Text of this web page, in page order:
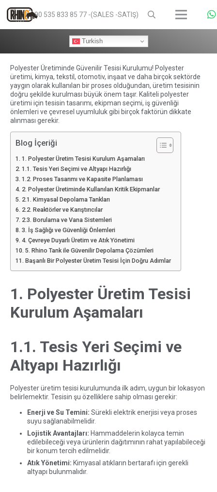
+90 535 833 85 77 -(SALES -SATIŞ)
Turkish
Polyester Üretiminde Güvenilir Tesisi Kurulumu! Polyester
üretimi, kimya, tekstil, otomotiv, inşaat ve daha birçok sektörde
yaygın olarak kullanılan bir proses olduğundan, üretim tesisinin
doğru şekilde kurulması büyük önem taşır. Kaliteli polyester
üretimi için tesisin tasarımı, ekipman seçimi, iş güvenliği
önlemleri ve çevresel uyumluluk gibi birçok faktörün dikkate
alınması gerekir.
Blog İçeriği
1. Polyester Üretim Tesisi Kurulum Aşamaları
1.1. Tesis Yeri Seçimi ve Altyapı Hazırlığı
1.2. Proses Tasarımı ve Kapasite Planlaması
2. Polyester Üretiminde Kullanılan Kritik Ekipmanlar
2.1. Kimyasal Depolama Tankları
2.2. Reaktörler ve Karıştırıcılar
2.3. Borulama ve Vana Sistemleri
3. İş Sağlığı ve Güvenliği Önlemleri
4. Çevreye Duyarlı Üretim ve Atık Yönetimi
5. Rhino Tank ile Güvenilir Depolama Çözümleri
Başarılı Bir Polyester Üretim Tesisi İçin Doğru Adımlar
1. Polyester Üretim Tesisi
Kurulum Aşamaları
1.1. Tesis Yeri Seçimi ve
Altyapı Hazırlığı
Polyester üretim tesisi kurulumunda ilk adım, uygun bir lokasyon
belirlemektir. Tesisin şu özelliklere sahip olması gerekir:
Enerji ve Su Temini: Sürekli elektrik enerjisi veya proses
suyu sağlanabilmelidir.
Lojistik Avantajları: Hammaddelerin kolayca temin
edilebileceği veya ürünlerin dağıtımının rahat yapılabileceği
bir konum tercih edilmelidir.
Atık Yönetimi: Kimyasal atıkların bertarafı için gerekli
altyapı bulunmalıdır.